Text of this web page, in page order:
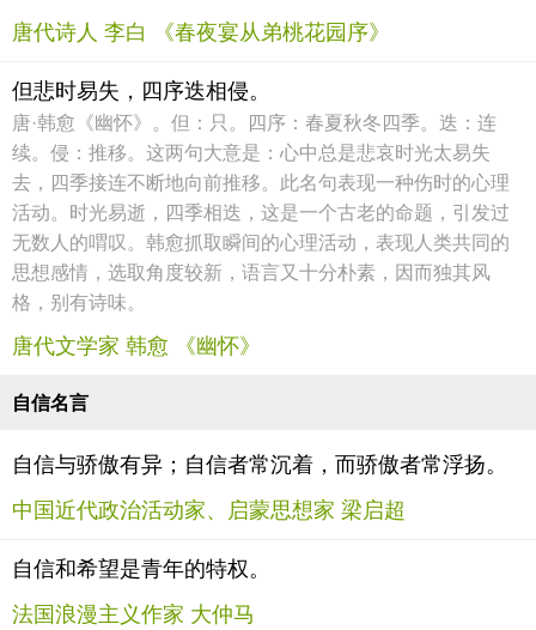
唐代诗人 李白 《春夜宴从弟桃花园序》
但悲时易失，四序迭相侵。
唐·韩愈《幽怀》。但：只。四序：春夏秋冬四季。迭：连
续。侵：推移。这两句大意是：心中总是悲哀时光太易失
去，四季接连不断地向前推移。此名句表现一种伤时的心理
活动。时光易逝，四季相迭，这是一个古老的命题，引发过
无数人的喟叹。韩愈抓取瞬间的心理活动，表现人类共同的
思想感情，选取角度较新，语言又十分朴素，因而独其风
格，别有诗味。
唐代文学家 韩愈 《幽怀》
自信名言
自信与骄傲有异；自信者常沉着，而骄傲者常浮扬。
中国近代政治活动家、启蒙思想家 梁启超
自信和希望是青年的特权。
法国浪漫主义作家 大仲马